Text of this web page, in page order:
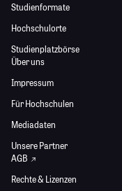
Studienformate
Hochschulorte
Studienplatzbörse
Über uns
Impressum
Für Hochschulen
Mediadaten
Unsere Partner
AGB
Rechte & Lizenzen